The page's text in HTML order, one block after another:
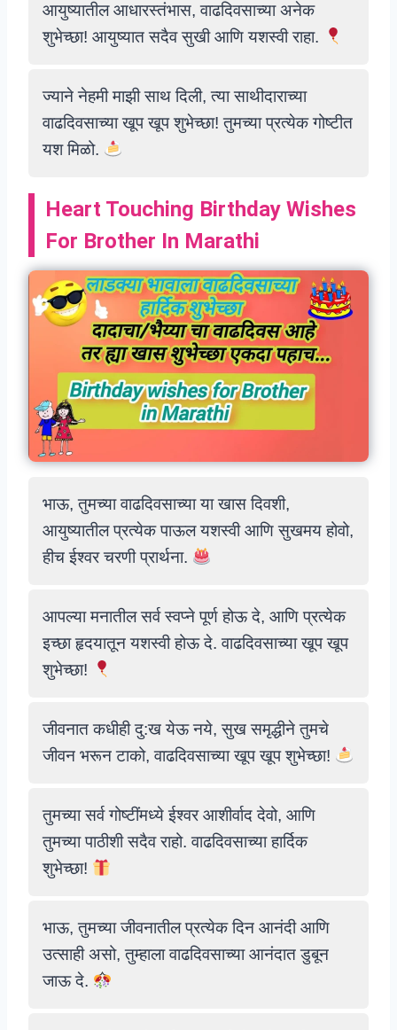
आयुष्यातील आधारस्तंभास, वाढदिवसाच्या अनेक
शुभेच्छा! आयुष्यात सदैव सुखी आणि यशस्वी राहा.
ज्याने नेहमी माझी साथ दिली, त्या साथीदाराच्या
वाढदिवसाच्या खूप खूप शुभेच्छा! तुमच्या प्रत्येक गोष्टीत
यश मिळो.
Heart Touching Birthday Wishes
For Brother In Marathi
भाऊ, तुमच्या वाढदिवसाच्या या खास दिवशी,
आयुष्यातील प्रत्येक पाऊल यशस्वी आणि सुखमय होवो,
हीच ईश्वर चरणी प्रार्थना.
आपल्या मनातील सर्व स्वप्ने पूर्ण होऊ दे, आणि प्रत्येक
इच्छा हृदयातून यशस्वी होऊ दे. वाढदिवसाच्या खूप खूप
शुभेच्छा!
जीवनात कधीही दु:ख येऊ नये, सुख समृद्धीने तुमचे
जीवन भरून टाको, वाढदिवसाच्या खूप खूप शुभेच्छा!
तुमच्या सर्व गोष्टींमध्ये ईश्वर आशीर्वाद देवो, आणि
तुमच्या पाठीशी सदैव राहो. वाढदिवसाच्या हार्दिक
शुभेच्छा!
भाऊ, तुमच्या जीवनातील प्रत्येक दिन आनंदी आणि
उत्साही असो, तुम्हाला वाढदिवसाच्या आनंदात डुबून
जाऊ दे.